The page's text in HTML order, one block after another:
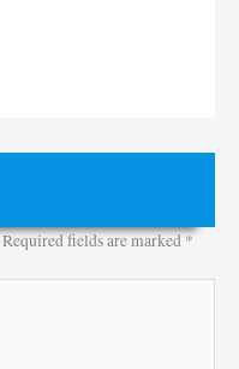
Required fields are marked*